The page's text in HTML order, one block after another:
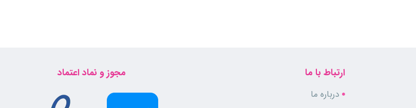
ارتباط با ما
درباره ما
مجوز و نماد اعتماد